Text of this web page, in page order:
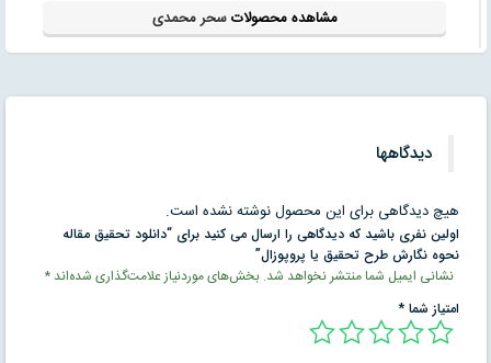
مشاهده محصولاتسحر محمدی
دیدگاهها
هیچ دیدگاهی برای این محصول نوشته نشده است.
اولین نفری باشید که دیدگاهی را ارسال می کنید برای “دانلود تحقیق مقاله
نحوه نگارش طرح تحقيق یا پروپوزال”
نشانی ایمیل شما منتشر نخواهد شد. بخش‌های موردنیاز علامت‌گذاری شده‌اند*
امتیاز شما*